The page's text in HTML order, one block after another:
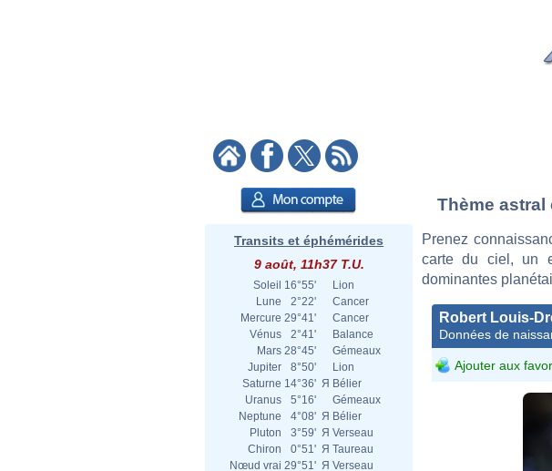
Transits et éphémérides
9 août, 11h37 T.U.
Soleil 16°55'
Lion
Lune
2°22'
Cancer
Mercure 29°41'
Cancer
Vénus
2°41'
Balance
Mars 28°45'
Gémeaux
Jupiter
8°50'
Lion
Saturne 14°36' Я Bélier
Uranus
5°16'
Gémeaux
Neptune
4°08' Я Bélier
Pluton
3°59' Я Verseau
Chiron
0°51' Я Taureau
Nœud vrai 29°51' Я Verseau
Thème astral
Prenez
carte du ciel, un
dominantes
Robert Louis-
Données de
Ajouter aux